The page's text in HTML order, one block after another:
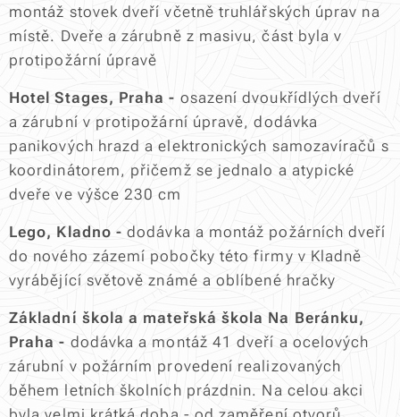
montáž stovek dveří včetně truhlářských úprav na
místě. Dveře a zárubně z masivu, část byla v
protipožární úpravě
Hotel Stages, Praha - osazení dvoukřídlých dveří
a zárubní v protipožární úpravě, dodávka
panikových hrazd a elektronických samozavíračů s
koordinátorem, přičemž se jednalo a atypické
dveře ve výšce 230 cm
Lego, Kladno -dodávka a montáž požárních dveří
do nového zázemí pobočky této firmy v Kladně
vyrábějící světově známé a oblíbené hračky
Základní škola a mateřská škola Na Beránku,
Praha - dodávka a montáž 41 dveří a ocelových
zárubní v požárním provedení realizovaných
během letních školních prázdnin. Na celou akci